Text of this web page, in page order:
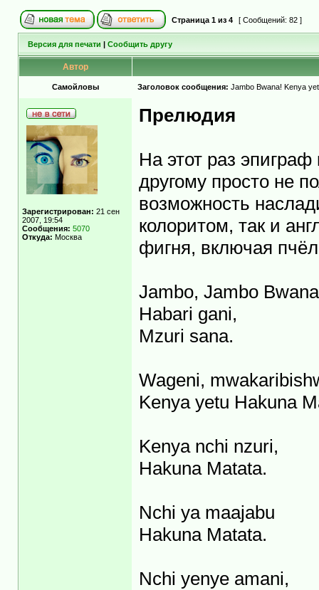
Страница 1 из 4 [ Сообщений: 82 ]
Версия для печати | Сообщить другу
Автор
Самойловы Заголовок сообщения: Jambo Bwana! Kenya
Зарегистрирован: 21 сен
2007, 19:54
Сообщения: 5070
Откуда: Москва
Прелюдия
На этот раз
другому просто не
возможность
колоритом, так и
фигня, включая
Jambo, Jambo
Habari gani,
Mzuri sana.
Wageni,
Kenya yetu Hakuna
Kenya nchi nzuri,
Hakuna Matata.
Nchi ya maajabu
Hakuna Matata.
Nchi yenye amani,